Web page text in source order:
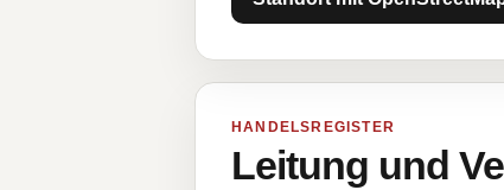
HANDELSREGISTER
Leitung und